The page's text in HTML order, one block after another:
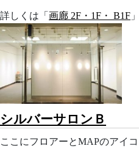
詳しくは「 画廊 2F・1F・ B1F
シルバーサロンＢ
ここにフロアーとMAPのアイ